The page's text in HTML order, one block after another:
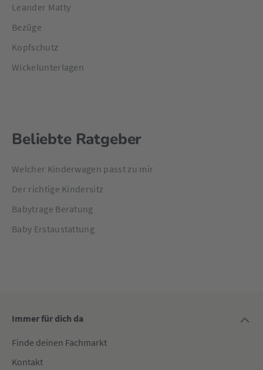
Leander Matty
Bezüge
Kopfschutz
Wickelunterlagen
Beliebte Ratgeber
Welcher Kinderwagen passt zu mir
Der richtige Kindersitz
Babytrage Beratung
Baby Erstaustattung
Immer für dich da
Finde deinen Fachmarkt
Kontakt